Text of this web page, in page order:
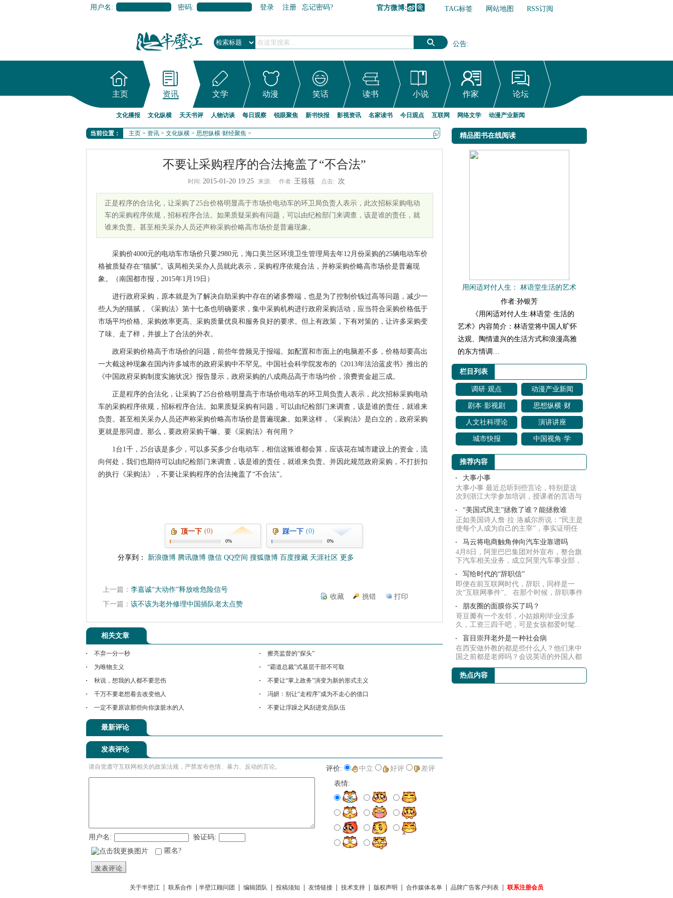
用户名: 密码: 登录 注册 忘记密码? 官方微博: TAG标签 网站地图
RSS订阅
公告:
网络文学行业自律倡议书
主页 资讯 文学 动漫 笑话 读书 小说 作家 论坛
文化播报 文化纵横 天天书评 人物访谈 每日观察 锐眼聚焦 新书快报 影视资讯 名家读书 今日观点 互联网 网络文学 动漫产业新闻
当前位置： 主页 > 资讯 > 文化纵横 > 思想纵横·财经聚焦 >
不要让采购程序的合法掩盖了“不合法”
时间: 2015-01-20 19:25 来源: 作者: 王筱筱 点击: 次
正是程序的合法化，让采购了25台价格明显高于市场价电动车的环卫局负责人表示，此次招标采购电动
车的采购程序依规，招标程序合法。如果质疑采购有问题，可以由纪检部门来调查，该是谁的责任，就
谁来负责。甚至相关采办人员还声称采购价略高市场价是普遍现象。
采购价4000元的电动车市场价只要2980元，海口美兰区环境卫生管理局去年12月份采购的25辆电动车价
格被质疑存在“猫腻”。该局相关采办人员就此表示，采购程序依规合法，并称采购价略高市场价是普遍现
象。（南国都市报，2015年1月19日）
进行政府采购，原本就是为了解决自助采购中存在的诸多弊端，也是为了控制价钱过高等问题，减少一
些人为的猫腻，《采购法》第十七条也明确要求，集中采购机构进行政府采购活动，应当符合采购价格低于
市场平均价格、采购效率更高、采购质量优良和服务良好的要求。但上有政策，下有对策的，让许多采购变
了味、走了样，并披上了合法的外衣。
政府采购价格高于市场价的问题，前些年曾频见于报端。如配置和市面上的电脑差不多，价格却要高出
一大截这种现象在国内许多城市的政府采购中不罕见。中国社会科学院发布的《2013年法治蓝皮书》推出的
《中国政府采购制度实施状况》报告显示，政府采购的八成商品高于市场均价，浪费资金超三成。
正是程序的合法化，让采购了25台价格明显高于市场价电动车的环卫局负责人表示，此次招标采购电动
车的采购程序依规，招标程序合法。如果质疑采购有问题，可以由纪检部门来调查，该是谁的责任，就谁来
负责。甚至相关采办人员还声称采购价略高市场价是普遍现象。如果这样，《采购法》是白立的，政府采购
更就是形同虚。那么，要政府采购干嘛、要《采购法》有何用？
1台1千，25台该是多少，可以多买多少台电动车，相信这账谁都会算，应该花在城市建设上的资金，流
向何处，我们也期待可以由纪检部门来调查，该是谁的责任，就谁来负责。并因此规范政府采购，不打折扣
的执行《采购法》，不要让采购程序的合法掩盖了“不合法”。
顶一下 (0)
0%
踩一下 (0)
0%
分享到： 新浪微博 腾讯微博 微信 QQ空间 搜狐微博 百度搜藏 天涯社区 更多
上一篇： 李嘉诚“大动作”释放啥危险信号
下一篇： 该不该为老外修理中国插队老太点赞
收藏 挑错 打印
相关文章
不弃一分一秒
擦亮监督的“探头”
为唯物主义
“霸道总裁”式基层干部不可取
秋说，想我的人都不要悲伤
不要让“掌上政务”演变为新的形式主义
千万不要老想着去改变他人
冯妍：别让“走程序”成为不走心的借口
一定不要原谅那些向你泼脏水的人
不要让浮躁之风刮进党员队伍
最新评论
发表评论
请自觉遵守互联网相关的政策法规，严禁发布色情、暴力、反动的言论。 评价: 中立 好评
差评
表情:
用户名:
验证码:
匿名?
发表评论
精品图书在线阅读
用闲适对付人生： 林语堂生活的艺术
作者:孙银芳
《用闲适对付人生:林语堂·生活的
艺术》内容简介：林语堂将中国人旷怀
达观、陶情遣兴的生活方式和浪漫高雅
的东方情调…
栏目列表
调研·观点 动漫产业新闻
剧本·影视剧
改编
思想纵横·财
经聚焦
人文社科理论
研究
演讲讲座
城市快报
中国视角·学
推荐内容
大事小事
大事小事 最近总听到些言论，特别是这
次到浙江大学参加培训，授课者的言语与
那些言论...
“美国式民主”拯救了谁？能拯救谁
正如美国诗人詹·拉·洛威尔所说：“民主是
使每个人成为自己的主宰”，事实证明任
何强...
马云将电商触角伸向汽车业靠谱吗
4月8日，阿里巴巴集团对外宣布，整合旗
下汽车相关业务，成立阿里汽车事业部，
原聚划算...
写给时代的“辞职信”
即便在前互联网时代，辞职，同样是一
次“互联网事件”。 在那个时候，辞职事件
可能表...
朋友圈的面膜你买了吗？
哥豆瓣有一个友邻，小姑娘刚毕业没多
久，工资三四千吧，可是女孩都爱时髦...
盲目崇拜老外是一种社会病
在西安做外教的都是些什么人？他们来中
国之前都是老师吗？会说英语的外国人都
热点内容
关于半壁江 联系合作 半壁江顾问团 编辑团队 投稿须知 友情链接 技术支持 版权声明 合作媒体名单 品牌广告客户列表 联系注册会员